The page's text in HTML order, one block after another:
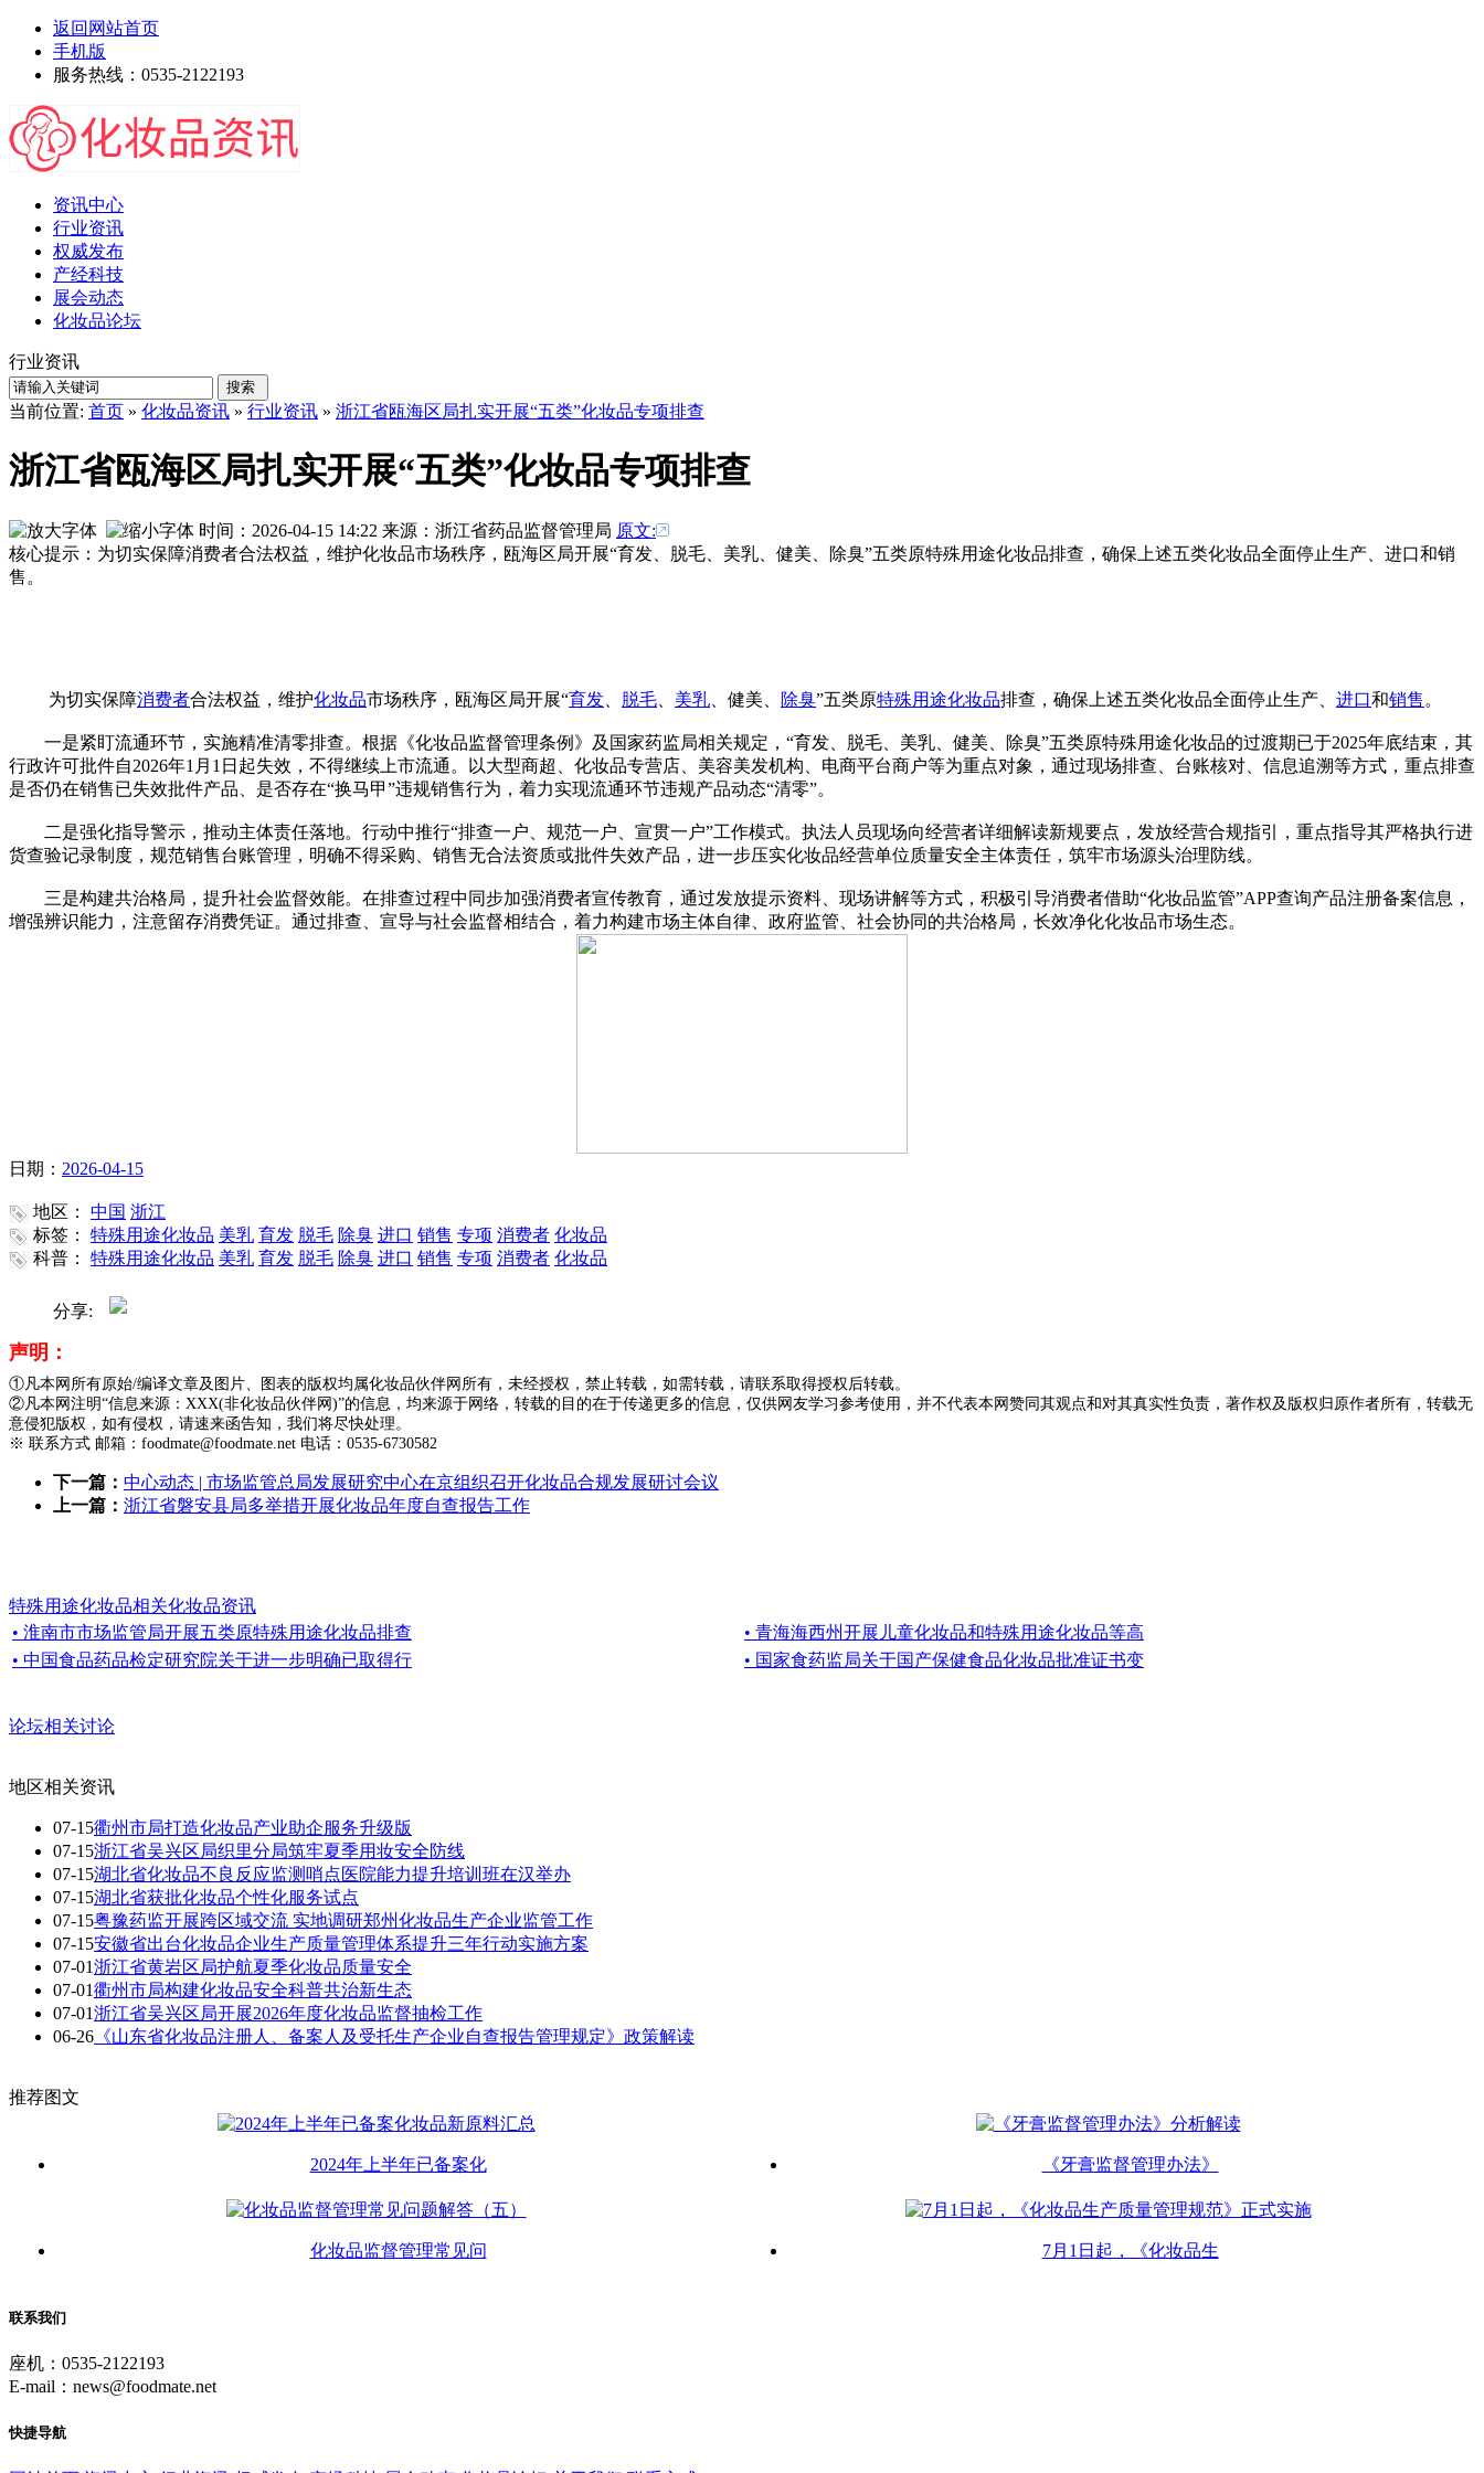
返回网站首页
手机版
服务热线：0535-2122193
资讯中心
行业资讯
权威发布
产经科技
展会动态
化妆品论坛
行业资讯
当前位置: 首页 » 化妆品资讯 » 行业资讯 » 浙江省瓯海区局扎实开展“五类”化妆品专项排查
浙江省瓯海区局扎实开展“五类”化妆品专项排查
时间：2026-04-15 14:22 来源：浙江省药品监督管理局 原文:
核心提示：为切实保障消费者合法权益，维护化妆品市场秩序，瓯海区局开展“育发、脱毛、美乳、健美、除臭”五类原特殊用途化妆品排查，确保上述五类化妆品全面停止生产、进口和销
售。
为切实保障消费者合法权益，维护化妆品市场秩序，瓯海区局开展“育发 脱毛 美乳 、健美、 除臭”五类原特殊用途化妆品排查，确保上述五类化妆品全面停止生产、 进口和销售 。
一是紧盯流通环节，实施精准清零排查。根据《化妆品监督管理条例》及国家药监局相关规定，“育发、脱毛、美乳、健美、除臭”五类原特殊用途化妆品的过渡期已于2025年底结束，其
行政许可批件自2026年1月1日起失效，不得继续上市流通。以大型商超、化妆品专营店、美容美发机构、电商平台商户等为重点对象，通过现场排查、台账核对、信息追溯等方式，重点排查
是否仍在销售已失效批件产品、是否存在“换马甲”违规销售行为，着力实现流通环节违规产品动态“清零”。
二是强化指导警示，推动主体责任落地。行动中推行“排查一户、规范一户、宣贯一户”工作模式。执法人员现场向经营者详细解读新规要点，发放经营合规指引，重点指导其严格执行进
货查验记录制度，规范销售台账管理，明确不得采购、销售无合法资质或批件失效产品，进一步压实化妆品经营单位质量安全主体责任，筑牢市场源头治理防线。
三是构建共治格局，提升社会监督效能。在排查过程中同步加强消费者宣传教育，通过发放提示资料、现场讲解等方式，积极引导消费者借助“化妆品监管”APP查询产品注册备案信息，
增强辨识能力，注意留存消费凭证。通过排查、宣导与社会监督相结合，着力构建市场主体自律、政府监管、社会协同的共治格局，长效净化化妆品市场生态。
日期： 2026-04-15
地区： 中国 浙江
标签：
特殊用途化妆品 美乳 育发 脱毛 除臭 进口 销售 专项 消费者 化妆品
科普：
特殊用途化妆品 美乳 育发 脱毛 除臭 进口 销售 专项 消费者 化妆品
分享:
声明：
①凡本网所有原始/编译文章及图片、图表的版权均属化妆品伙伴网所有，未经授权，禁止转载，如需转载，请联系取得授权后转载。
②凡本网注明“信息来源：XXX(非化妆品伙伴网)”的信息，均来源于网络，转载的目的在于传递更多的信息，仅供网友学习参考使用，并不代表本网赞同其观点和对其真实性负责，著作权及版权归原作者所有，转载无
意侵犯版权，如有侵权，请速来函告知，我们将尽快处理。
※ 联系方式 邮箱：foodmate@foodmate.net 电话：0535-6730582
下一篇： 中心动态 | 市场监管总局发展研究中心在京组织召开化妆品合规发展研讨会议
上一篇： 浙江省磐安县局多举措开展化妆品年度自查报告工作
特殊用途化妆品相关化妆品资讯
• 淮南市市场监管局开展五类原特殊用途化妆品排查
• 青海海西州开展儿童化妆品和特殊用途化妆品等高
• 中国食品药品检定研究院关于进一步明确已取得行
• 国家食药监局关于国产保健食品化妆品批准证书变
论坛相关讨论
地区相关资讯
07-15衢州市局打造化妆品产业助企服务升级版
07-15浙江省吴兴区局织里分局筑牢夏季用妆安全防线
07-15湖北省化妆品不良反应监测哨点医院能力提升培训班在汉举办
07-15湖北省获批化妆品个性化服务试点
07-15粤豫药监开展跨区域交流 实地调研郑州化妆品生产企业监管工作
07-15安徽省出台化妆品企业生产质量管理体系提升三年行动实施方案
07-01浙江省黄岩区局护航夏季化妆品质量安全
07-01衢州市局构建化妆品安全科普共治新生态
07-01浙江省吴兴区局开展2026年度化妆品监督抽检工作
06-26 《山东省化妆品注册人、备案人及受托生产企业自查报告管理规定》政策解读
推荐图文
2024年上半年已备案化 《牙膏监督管理办法》
化妆品监督管理常见问 7月1日起，《化妆品生
联系我们
座机：0535-2122193
E-mail：news@foodmate.net
快捷导航